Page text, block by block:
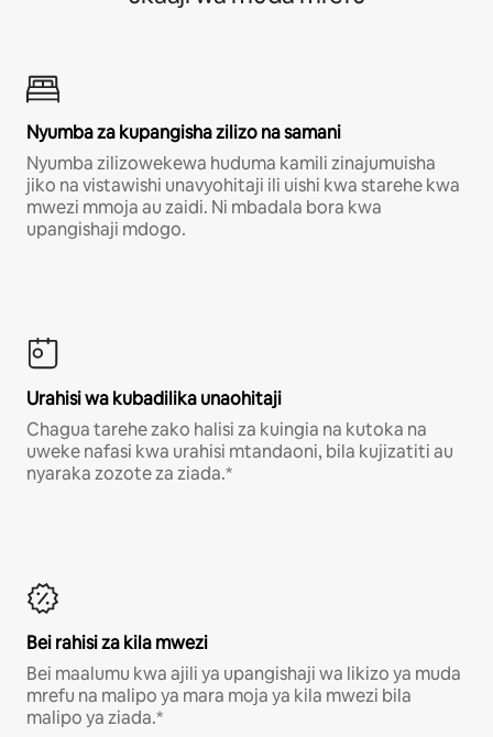
Nyumba za kupangisha zilizo na samani
Nyumba zilizowekewa huduma kamili zinajumuisha
jiko na vistawishi unavyohitaji ili uishi kwa starehe kwa
mwezi mmoja au zaidi. Ni mbadala bora kwa
upangishaji mdogo.
Urahisi wa kubadilika unaohitaji
Chagua tarehe zako halisi za kuingia na kutoka na
uweke nafasi kwa urahisi mtandaoni, bila kujizatiti au
nyaraka zozote za ziada.*
Bei rahisi za kila mwezi
Bei maalumu kwa ajili ya upangishaji wa likizo ya muda
mrefu na malipo ya mara moja ya kila mwezi bila
malipo ya ziada.*